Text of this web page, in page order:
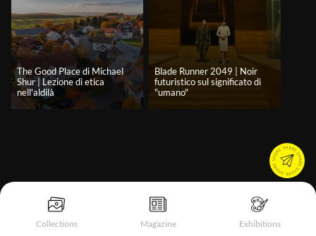
Collections Magazine Exhibitions
The Good Place di Michael
Shur | Lezione di etica
nell'aldilà
Blade Runner 2049 | Noir
futuristico sul significato di
"umano"
Informativa sulla raccolta